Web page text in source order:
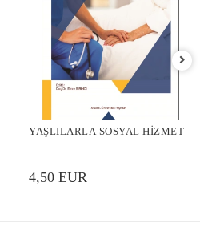
YAŞLILARLA SOSYAL HİZMET
4,50 EUR